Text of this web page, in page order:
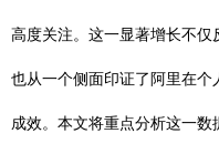
高度关注。这一显著增长不仅
也从一个侧面印证了阿里在
成效。本文将重点分析这一